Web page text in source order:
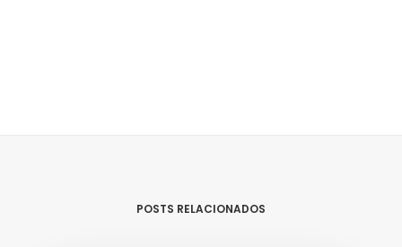
POSTS RELACIONADOS